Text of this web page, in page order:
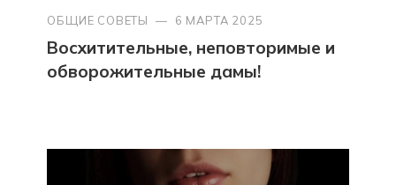
ОБЩИЕ СОВЕТЫ — 6 МАРТА 2025
Восхитительные, неповторимые и
обворожительные дамы!